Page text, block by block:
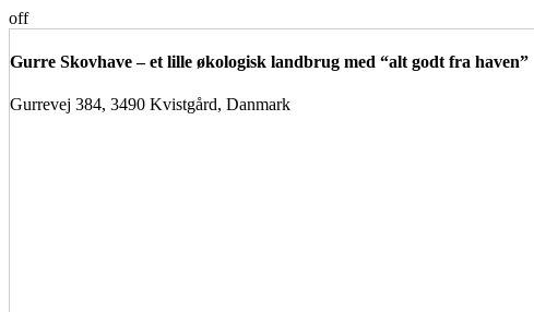
off
Gurre Skovhave – et lille økologisk landbrug med “alt godt fra haven”
Gurrevej 384, 3490 Kvistgård, Danmark